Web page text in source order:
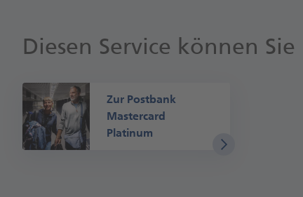
Diesen Service können
Zur Postbank
Mastercard
Platinum